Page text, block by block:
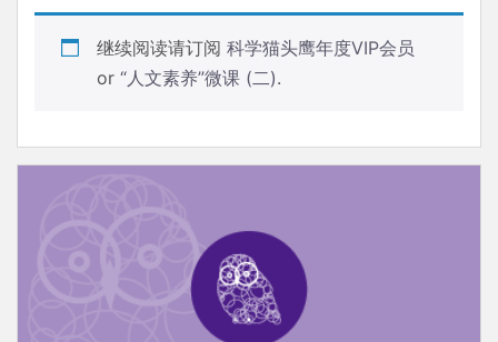
继续阅读请订阅 科学猫头鹰年度VIP会员
or “人文素养”微课 (二).